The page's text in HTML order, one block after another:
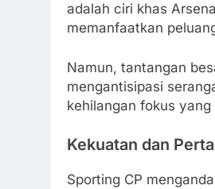
adalah ciri khas
memanfaatkan
Namun, tantangan
mengantisipasi
kehilangan fokus
Kekuatan dan
Sporting CP